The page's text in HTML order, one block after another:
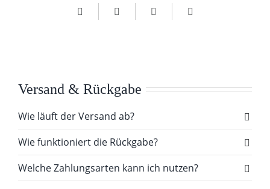
Versand & Rückgabe
Wie läuft der Versand ab?
Wie funktioniert die Rückgabe?
Welche Zahlungsarten kann ich nutzen?